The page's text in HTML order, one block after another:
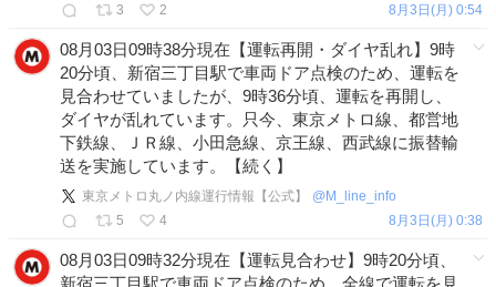
3
2 8月3日(月) 0:54
08月03日09時38分現在【運転再開・ダイヤ乱れ】9時
20分頃、新宿三丁目駅で車両ドア点検のため、運転を
見合わせていましたが、9時36分頃、運転を再開し、
ダイヤが乱れています。只今、東京メトロ線、都営地
下鉄線、ＪＲ線、小田急線、京王線、西武線に振替輸
送を実施しています。【続く】
東京メトロ丸ノ内線運行情報【公式】 @ M_line_info
5
4 8月3日(月) 0:38
08月03日09時32分現在【運転見合わせ】9時20分頃、
新宿三丁目駅で車両ドア点検のため、全線で運転を見